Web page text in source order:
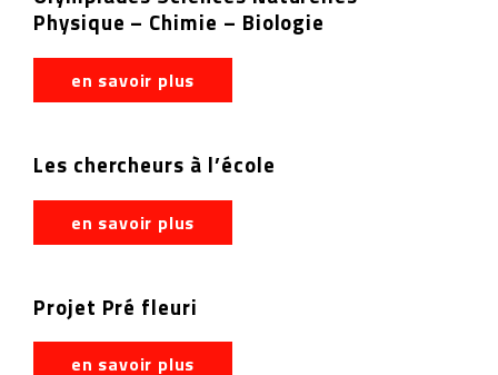
Physique – Chimie – Biologie
en savoir plus
Les chercheurs à l’école
en savoir plus
Projet Pré fleuri
en savoir plus